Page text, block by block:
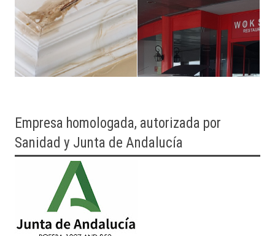
Empresa homologada, autorizada por
Sanidad y Junta de Andalucía